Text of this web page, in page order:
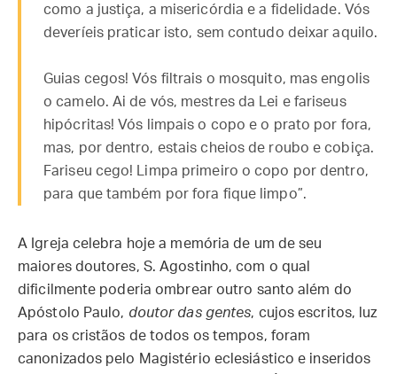
como a justiça, a misericórdia e a fidelidade. Vós
deveríeis praticar isto, sem contudo deixar aquilo.
Guias cegos! Vós filtrais o mosquito, mas engolis
o camelo. Ai de vós, mestres da Lei e fariseus
hipócritas! Vós limpais o copo e o prato por fora,
mas, por dentro, estais cheios de roubo e cobiça.
Fariseu cego! Limpa primeiro o copo por dentro,
para que também por fora fique limpo”.
A Igreja celebra hoje a memória de um de seu
maiores doutores, S. Agostinho, com o qual
dificilmente poderia ombrear outro santo além do
Apóstolo Paulo, doutor das gentes, cujos escritos, luz
para os cristãos de todos os tempos, foram
canonizados pelo Magistério eclesiástico e inseridos